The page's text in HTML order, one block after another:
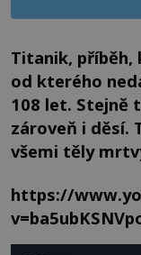
Titanik, příběh,
od kterého
108 let. Stejně
zároveň i děsí.
všemi těly
https://